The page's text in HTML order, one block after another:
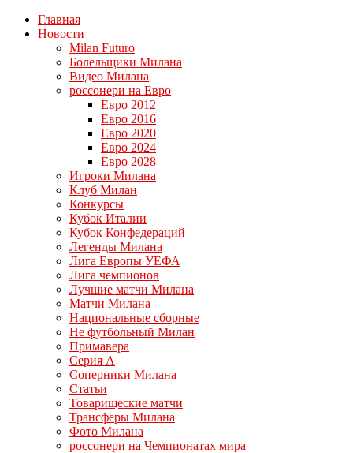
Главная
Новости
Milan Futuro
Болельщики Милана
Видео Милана
россонери на Евро
Евро 2012
Евро 2016
Евро 2020
Евро 2024
Евро 2028
Игроки Милана
Клуб Милан
Конкурсы
Кубок Италии
Кубок Конфедераций
Легенды Милана
Лига Европы УЕФА
Лига чемпионов
Лучшие матчи Милана
Матчи Милана
Национальные сборные
Не футбольный Милан
Примавера
Серия А
Соперники Милана
Статьи
Товарищеские матчи
Трансферы Милана
Фото Милана
россонери на Чемпионатах мира